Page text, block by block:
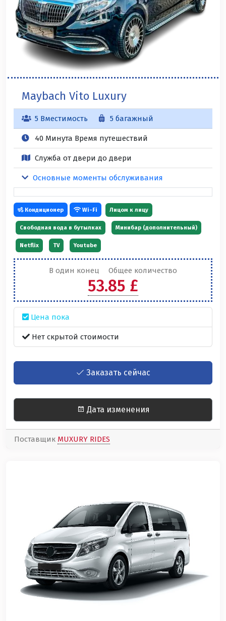
Maybach Vito Luxury
5 Вместимость 5 багажный
40 Минута Время путешествий
Служба от двери до двери
Основные моменты обслуживания
В один конец Общее количество
53.85 £
Цена пока
Нет скрытой стоимости
Заказать сейчас
Дата изменения
Кондиционер Wi-Fi Лицом к лицу
Свободная вода в бутылках Минибар (дополнительный)
Netflix TV Youtube
Поставщик MUXURY RIDES